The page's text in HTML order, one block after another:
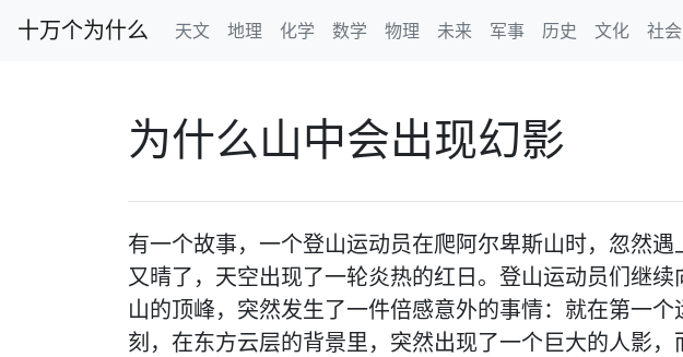
十万个为什么 天文 地理 化学 数学 物理 未来 军事 历史 文化 社会
为什么山中会出现幻影
有一个故事，一个登山运动员在爬阿尔卑斯山时，忽然
又晴了，天空出现了一轮炎热的红日。登山运动员们继
山的顶峰，突然发生了一件倍感意外的事情：就在第一
刻，在东方云层的背景里，突然出现了一个巨大的人影